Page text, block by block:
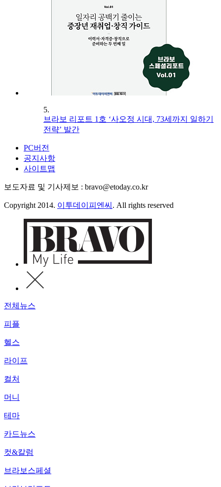
5.
브라보 리포트 1호 ‘사오정 시대, 73세까지 일하기
전략’ 발간
PC버전
공지사항
사이트맵
보도자료 및 기사제보 : bravo@etoday.co.kr
Copyright 2014. 이투데이피엔씨 . All rights reserved
전체뉴스
피플
헬스
라이프
컬처
머니
테마
카드뉴스
컷&칼럼
브라보스페셜